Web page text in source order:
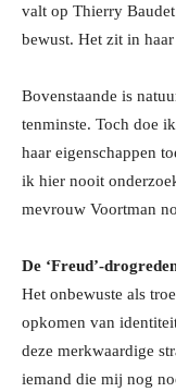
valt op Thierry
bewust. Het zit in haar
Bovenstaande is
tenminste. Toch doe
haar eigenschappen
ik hier nooit
mevrouw Voortman
De ‘Freud’-
Het onbewuste als
opkomen van
deze merkwaardige
iemand die mij nog